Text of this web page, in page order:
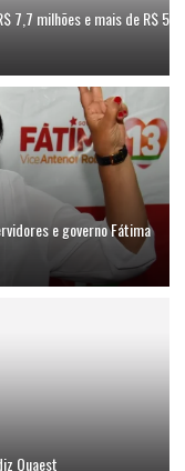
7,7 milhões e mais de R$ 5
e governo Fátima
Quaest